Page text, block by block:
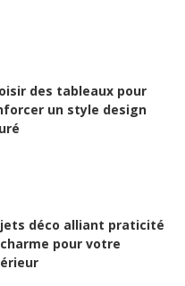
des tableaux pour
un style design
déco alliant praticité
pour votre